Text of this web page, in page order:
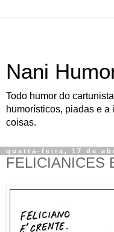
Nani
Todo humor do
humorísticos, piadas e a
coisas.
quarta-feira, 17 de
FELICIANICES